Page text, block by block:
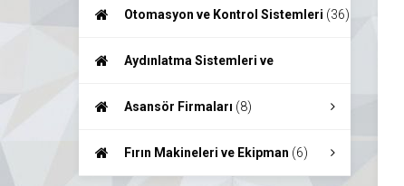
Otomasyon ve Kontrol Sistemleri (36)
Aydınlatma Sistemleri ve
Teknolojileri(7)
Asansör Firmaları (8)
Fırın Makineleri ve Ekipman (6)